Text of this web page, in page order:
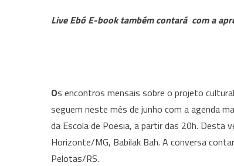
Live Ebó E-book também contará com a
Os encontros mensais sobre o projeto
seguem neste mês de junho com a agenda
da Escola de Poesia, a partir das 20h. Desta
Horizonte/MG, Babilak Bah. A conversa
Pelotas/RS.